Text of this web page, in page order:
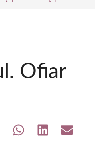
Ofiar
Share Share Share